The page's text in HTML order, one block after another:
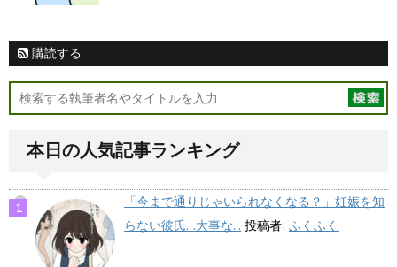
購読する
本日の人気記事ランキング
「今まで通りじゃいられなくなる？」妊娠を知
らない彼氏…大事な... 投稿者: ふくふく